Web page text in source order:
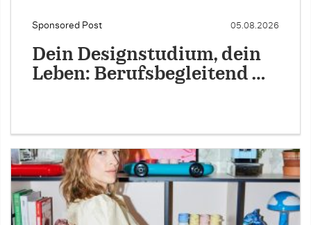
Sponsored Post 05.08.2026
Dein Designstudium, dein
Leben: Berufsbegleitend …